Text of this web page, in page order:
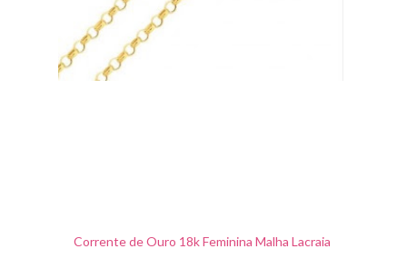
Corrente de Ouro 18k Feminina Malha Lacraia